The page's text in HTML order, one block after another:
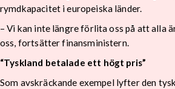
rymdkapacitet i europeiska länder.
– Vi kan inte längre förlita oss på att alla
oss, fortsätter finansministern.
“Tyskland betalade ett högt pris”
Som avskräckande exempel lyfter den